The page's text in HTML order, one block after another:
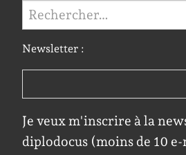
Rechercher :
Newsletter :
Je veux m'inscrire à la
diplodocus (moins de 10